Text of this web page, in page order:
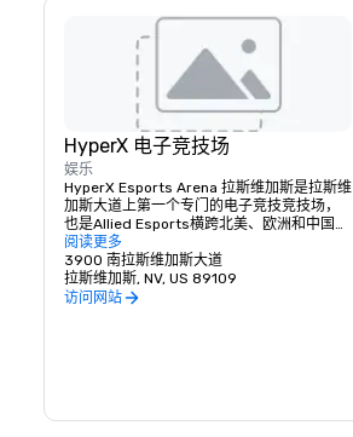
HyperX 电子竞技场
娱乐
HyperX Esports Arena 拉斯维加斯是拉斯维
加斯大道上第一个专门的电子竞技竞技场，
也是Allied Esports横跨北美、欧洲和中国的
全球房地产网络的旗舰场地。最先进的竞技
场不仅是世界一流的锦标赛目的地和举办锦
标赛和高风险对决的内容制作设施，而且是
一个有影响力和令人兴奋的环境，可以满足
阅读更多
3900 南拉斯维加斯大道
拉斯维加斯, NV, US 89109
访问网站